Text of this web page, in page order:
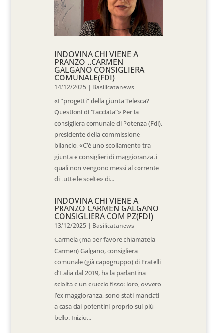
INDOVINA CHI VIENE A
PRANZO ..CARMEN
GALGANO CONSIGLIERA
COMUNALE(FDI)
14/12/2025 | Basilicatanews
«I “progetti” della giunta Telesca?
Questioni di “facciata”» Per la
consigliera comunale di Potenza (Fdi),
presidente della commissione
bilancio, «C’è uno scollamento tra
giunta e consiglieri di maggioranza, i
quali non vengono messi al corrente
di tutte le scelte» di...
INDOVINA CHI VIENE A
PRANZO CARMEN GALGANO
CONSIGLIERA COM PZ(FDI)
13/12/2025 | Basilicatanews
Carmela (ma per favore chiamatela
Carmen) Galgano, consigliera
comunale (già capogruppo) di Fratelli
d’Italia dal 2019, ha la parlantina
sciolta e un cruccio fisso: loro, ovvero
l’ex maggioranza, sono stati mandati
a casa dai potentini proprio sul più
bello. Inizio...